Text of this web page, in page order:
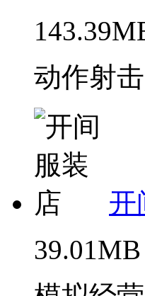
动作射击
开
39.01MB